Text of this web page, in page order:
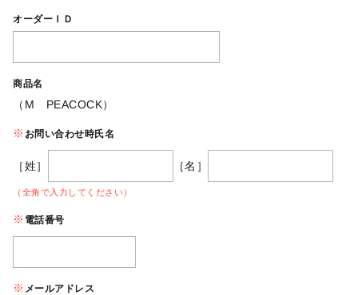
オーダーＩＤ
商品名
（M PEACOCK）
お問い合わせ時氏名
［姓］ ［名］
（全角で入力してください）
電話番号
メールアドレス